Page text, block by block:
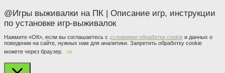
@Игры выживалки на ПК | Описание игр, инструкции
по установке игр-выживалок
Нажмите «ОК», если вы соглашаетесь с условиями обработки cookie и данных о
поведении на сайте, нужных нам для аналитики. Запретить обработку cookie
можете через браузер.
ок